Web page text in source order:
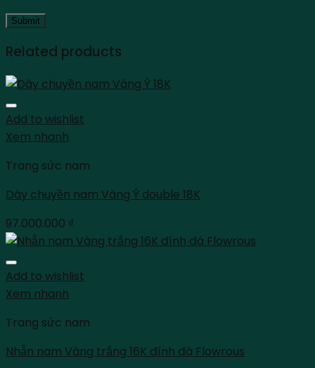
Related products
Add to wishlist
Xem nhanh
Trang sức nam
Dây chuyền nam Vàng Ý double 18K
97.000.000 ₫
Add to wishlist
Xem nhanh
Trang sức nam
Nhẫn nam Vàng trắng 16K đính đá Flowrous